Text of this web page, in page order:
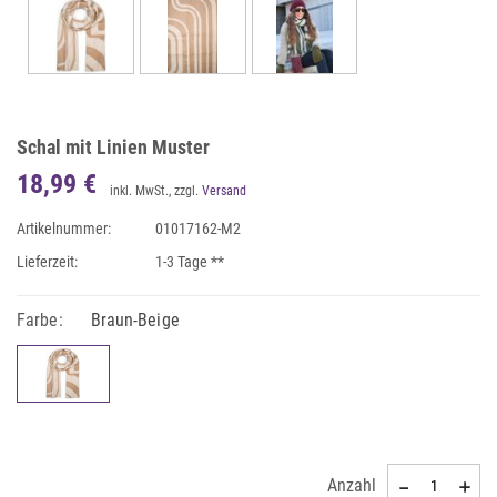
Schal mit Linien Muster
18,99 € inkl. MwSt., zzgl. Versand
Artikelnummer:
01017162-M2
Lieferzeit:
1-3 Tage **
Farbe: Braun-Beige
Anzahl